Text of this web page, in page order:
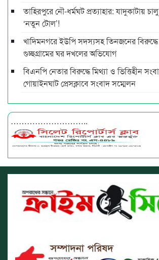
তাহিরপুরে নৌ-ধর্মঘট প্রত্যাহার: যাদুকাটায়
‘নতুন টোল’!
খাদিমনগরে ইউপি সদস্যসহ তিনজনের
গুচ্ছগ্রামের ঘর দখলের অভিযোগ
বিএনপি নেতার বিরুদ্ধে মিথ্যা ও ভিত্তিহীন
গোয়াইনঘাট প্রেসক্লাবে সংবাদ সম্মেলন
………………………..